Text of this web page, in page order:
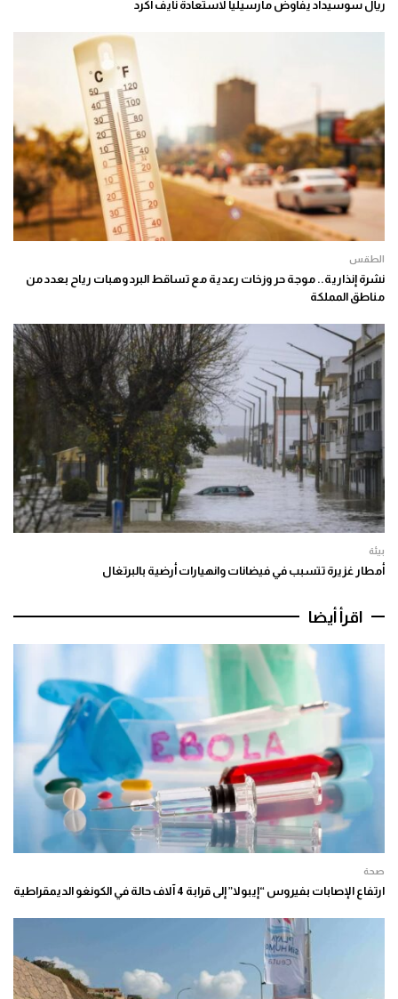
ريال سوسيداد يفاوض مارسيليا لاستعادة نايف أكرد
الطقس
نشرة إنذارية.. موجة حر وزخات رعدية مع تساقط البرد وهبات رياح بعدد من
مناطق المملكة
بيئة
أمطار غزيرة تتسبب في فيضانات وانهيارات أرضية بالبرتغال
اقرأ أيضا
صحة
ارتفاع الإصابات بفيروس “إيبولا” إلى قرابة 4 آلاف حالة في الكونغو الديمقراطية